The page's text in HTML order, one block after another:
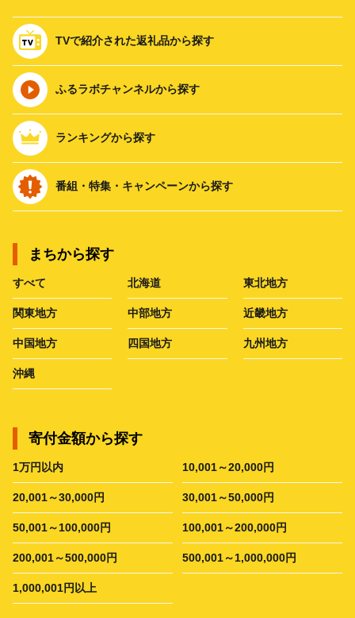
TVで紹介された返礼品から探す
ふるラボチャンネルから探す
ランキングから探す
番組・特集・キャンペーンから探す
まちから探す
すべて 北海道 東北地方
関東地方 中部地方 近畿地方
中国地方 四国地方 九州地方
沖縄
寄付金額から探す
1万円以内 10,001～20,000円
20,001～30,000円 30,001～50,000円
50,001～100,000円 100,001～200,000円
200,001～500,000円 500,001～1,000,000円
1,000,001円以上